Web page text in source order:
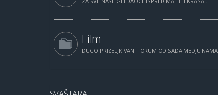
Film
DUGO PRIZELJKIVANI FORUM OD SADA MEDJU